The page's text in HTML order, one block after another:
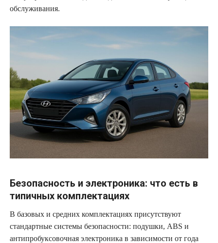
обслуживания.
Безопасность и электроника: что есть в
типичных комплектациях
В базовых и средних комплектациях присутствуют
стандартные системы безопасности: подушки, ABS и
антипробуксовочная электроника в зависимости от года